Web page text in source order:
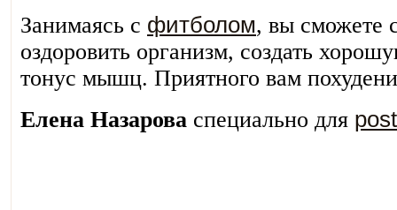
Занимаясь с фитболом, вы сможете
оздоровить организм, создать
тонус мышц. Приятного вам
Елена Назарова специально для